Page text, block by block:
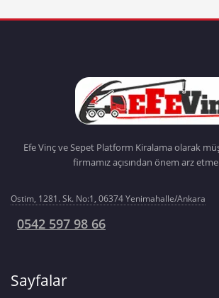
Efe Vinç ve Sepet Platform Kiralama olarak
firmamız açısından önem arz
Ostim, 1281. Sk. No:1, 06374 Yenimahalle/Ankara
0542 597 98 66
Sayfalar